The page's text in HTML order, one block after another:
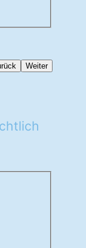
Weiter